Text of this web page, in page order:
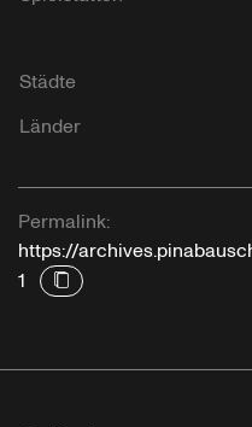
Städte
Länder
Permalink:
https://
1